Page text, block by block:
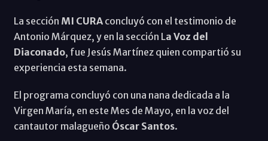
La sección MI CURAconcluyó con el testimonio de
Antonio Márquez, y en la sección La Voz del
Diaconado, fue Jesús Martínez quien compartió su
experiencia esta semana.
El programa concluyó con una nana dedicada a la
Virgen María, en este Mes de Mayo, en la voz del
cantautor malagueño Óscar Santos.